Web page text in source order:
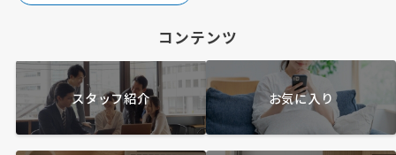
コンテンツ
スタッフ紹介 お気に入り